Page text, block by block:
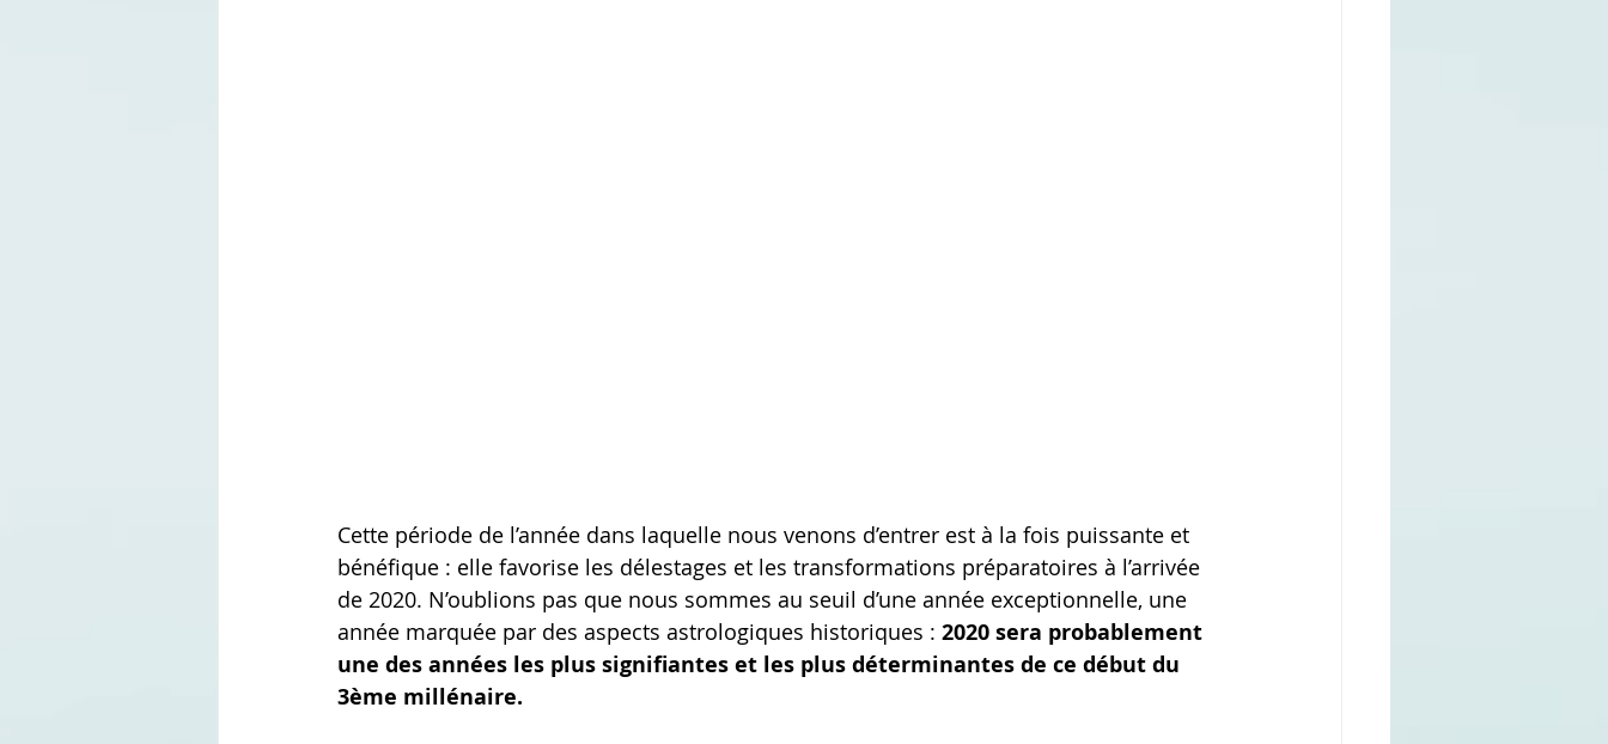
Cette période de l’année dans laquelle nous venons d’entrer est à la fois puissante et
bénéfique : elle favorise les délestages et les transformations préparatoires à l’arrivée
de 2020. N’oublions pas que nous sommes au seuil d’une année exceptionnelle, une
année marquée par des aspects astrologiques historiques : 2020 sera probablement
une des années les plus signifiantes et les plus déterminantes de ce début du
3ème millénaire.